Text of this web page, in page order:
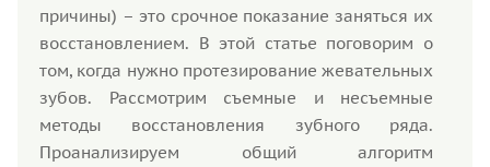
причины) – это срочное показание заняться их
восстановлением. В этой статье поговорим о
том, когда нужно протезирование жевательных
зубов. Рассмотрим съемные и несъемные
методы восстановления зубного ряда.
Проанализируем общий алгоритм